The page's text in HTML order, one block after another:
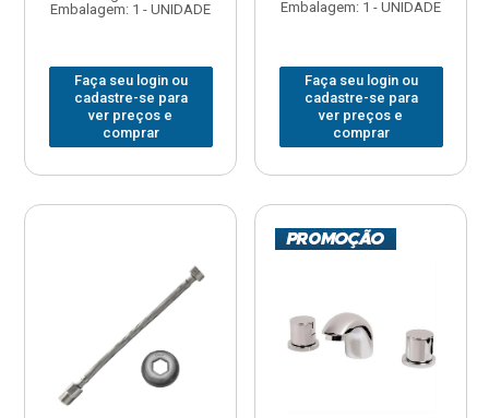
Embalagem: 1 - UNIDADE
Faça seu login ou
cadastre-se para
ver preços e
comprar
Embalagem: 1 - UNIDADE
Faça seu login ou
cadastre-se para
ver preços e
comprar